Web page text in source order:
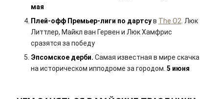
мая
Плей-офф Премьер-лиги по дартсув The O2 . Люк
Литтлер, Майкл ван Гервен и Люк Хамфрис
сразятся за победу
Эпсомское дерби. Самая известная в мире скачка
на историческом ипподроме за городом. 5 июня